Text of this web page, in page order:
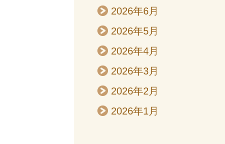
2026年6月
2026年5月
2026年4月
2026年3月
2026年2月
2026年1月